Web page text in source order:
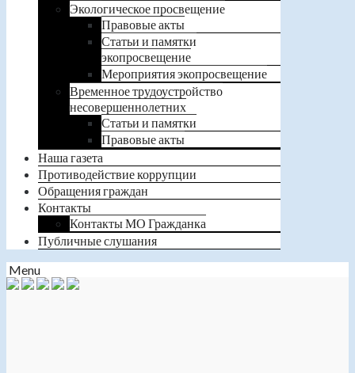
Экологическое просвещение
Правовые акты
Статьи и памятки
экопросвещение
Мероприятия экопросвещение
Временное трудоустройство
несовершеннолетних
Статьи и памятки
Правовые акты
Наша газета
Противодействие коррупции
Обращения граждан
Контакты
Контакты МО Гражданка
Публичные слушания
Menu